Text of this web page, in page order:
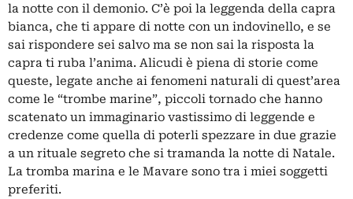
la notte con il demonio. C’è poi la leggenda della capra
bianca, che ti appare di notte con un indovinello, e se
sai rispondere sei salvo ma se non sai la risposta la
capra ti ruba l’anima. Alicudi è piena di storie come
queste, legate anche ai fenomeni naturali di quest’area
come le “trombe marine”, piccoli tornado che hanno
scatenato un immaginario vastissimo di leggende e
credenze come quella di poterli spezzare in due grazie
a un rituale segreto che si tramanda la notte di Natale.
La tromba marina e le Mavare sono tra i miei soggetti
preferiti.